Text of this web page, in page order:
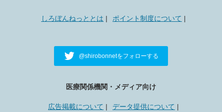
しろぼんねっととは ポイント制度について
@shirobonnetをフォローする
医療関係機関・メディア向け
広告掲載について データ提供について